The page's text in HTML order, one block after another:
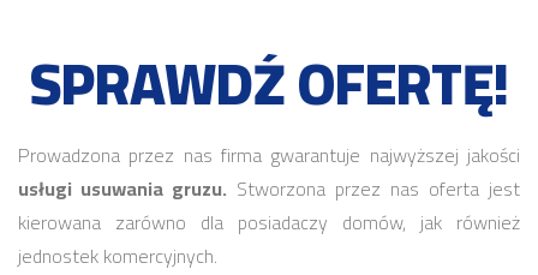
SPRAWDŹ OFERTĘ!
Prowadzona przez nas firma gwarantuje najwyższej jakości
usługi usuwania gruzu. Stworzona przez nas oferta jest
kierowana zarówno dla posiadaczy domów, jak również
jednostek komercyjnych.